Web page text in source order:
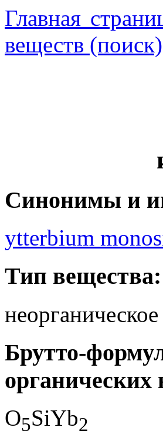
Главная
веществ (поиск)
Синонимы и
ytterbium
Тип вещества:
неорганическое
Брутто-
органических
O5SiYb2